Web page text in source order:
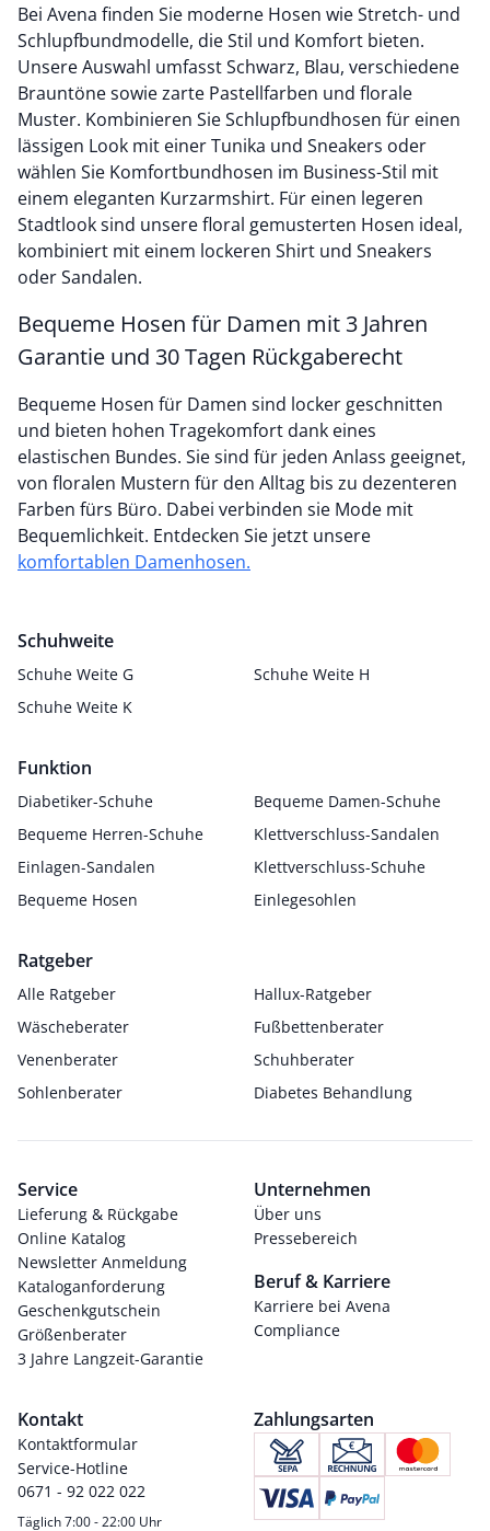
Bei Avena finden Sie moderne Hosen wie Stretch- und
Schlupfbundmodelle, die Stil und Komfort bieten.
Unsere Auswahl umfasst Schwarz, Blau, verschiedene
Brauntöne sowie zarte Pastellfarben und florale
Muster. Kombinieren Sie Schlupfbundhosen für einen
lässigen Look mit einer Tunika und Sneakers oder
wählen Sie Komfortbundhosen im Business-Stil mit
einem eleganten Kurzarmshirt. Für einen legeren
Stadtlook sind unsere floral gemusterten Hosen ideal,
kombiniert mit einem lockeren Shirt und Sneakers
oder Sandalen.
Bequeme Hosen für Damen mit 3 Jahren
Garantie und 30 Tagen Rückgaberecht
Bequeme Hosen für Damen sind locker geschnitten
und bieten hohen Tragekomfort dank eines
elastischen Bundes. Sie sind für jeden Anlass geeignet,
von floralen Mustern für den Alltag bis zu dezenteren
Farben fürs Büro. Dabei verbinden sie Mode mit
Bequemlichkeit. Entdecken Sie jetzt unsere
komfortablen Damenhosen.
Schuhweite
Schuhe Weite G
Schuhe Weite H
Schuhe Weite K
Funktion
Diabetiker-Schuhe
Bequeme Damen-Schuhe
Bequeme Herren-Schuhe
Klettverschluss-Sandalen
Einlagen-Sandalen
Klettverschluss-Schuhe
Bequeme Hosen
Einlegesohlen
Ratgeber
Alle Ratgeber
Hallux-Ratgeber
Wäscheberater
Fußbettenberater
Venenberater
Schuhberater
Sohlenberater
Diabetes Behandlung
Service
Lieferung & Rückgabe
Online Katalog
Newsletter Anmeldung
Kataloganforderung
Geschenkgutschein
Größenberater
3 Jahre Langzeit-Garantie
Unternehmen
Über uns
Pressebereich
Beruf & Karriere
Karriere bei Avena
Compliance
Kontakt
Kontaktformular
Service-Hotline
0671 - 92 022 022
Täglich 7:00 - 22:00 Uhr
Zahlungsarten